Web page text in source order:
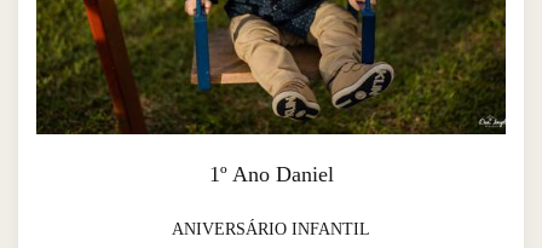
1º Ano Daniel
ANIVERSÁRIO INFANTIL